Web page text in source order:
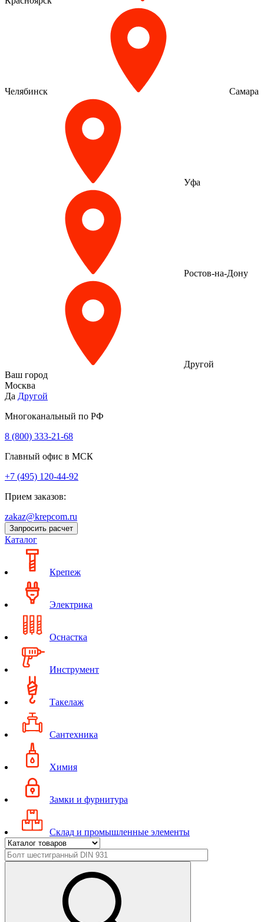
Челябинск Самара
Уфа
Ростов-на-Дону
Другой
Ваш город
Москва
Да Другой
Многоканальный по РФ
8 (800) 333‑21-68
Главный офис в МСК
+7 (495) 120-44-92
Прием заказов:
zakaz@krepcom.ru
Запросить расчет
Каталог
Крепеж
Электрика
Оснастка
Инструмент
Такелаж
Сантехника
Химия
Замки и фурнитура
Склад и промышленные элементы